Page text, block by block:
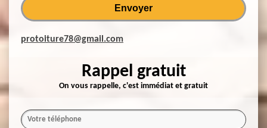
protoiture78@gmail.com
Rappel gratuit
On vous rappelle, c'est immédiat et gratuit